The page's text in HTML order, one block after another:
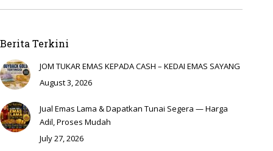
Berita Terkini
JOM TUKAR EMAS KEPADA CASH – KEDAI EMAS SAYANG
August 3, 2026
Jual Emas Lama & Dapatkan Tunai Segera — Harga
Adil, Proses Mudah
July 27, 2026